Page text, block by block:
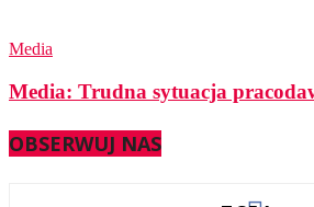
Media
Media: Trudna sytuacja
OBSERWUJ NAS